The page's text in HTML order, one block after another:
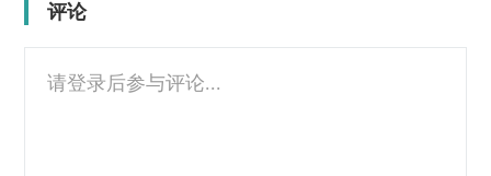
评论
请登录后参与评论...